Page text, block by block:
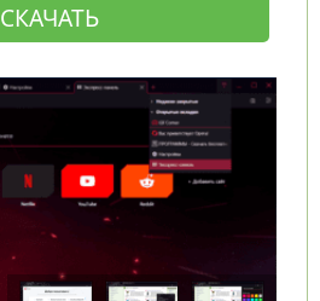
СКАЧАТЬ